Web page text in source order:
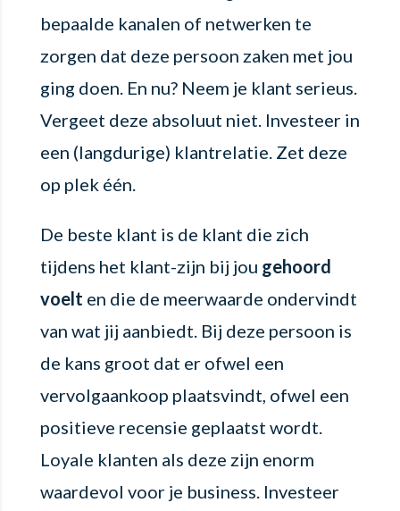
bepaalde kanalen of netwerken te
zorgen dat deze persoon zaken met jou
ging doen. En nu? Neem je klant serieus.
Vergeet deze absoluut niet. Investeer in
een (langdurige) klantrelatie. Zet deze
op plek één.
De beste klant is de klant die zich
tijdens het klant-zijn bij jou gehoord
voelt en die de meerwaarde ondervindt
van wat jij aanbiedt. Bij deze persoon is
de kans groot dat er ofwel een
vervolgaankoop plaatsvindt, ofwel een
positieve recensie geplaatst wordt.
Loyale klanten als deze zijn enorm
waardevol voor je business. Investeer